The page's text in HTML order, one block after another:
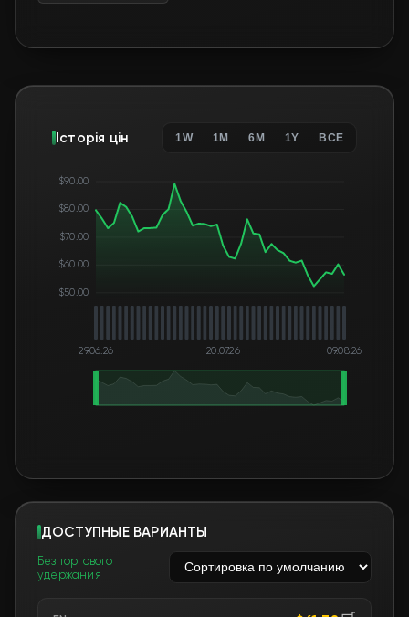
Історія цін 1W 1M 6M 1Y ВСЕ
$50.00
$60.00
$70.00
$80.00
$90.00
29.06.26 20.07.26 09.08.26
ДОСТУПНЫЕ ВАРИАНТЫ
Без торгового
удержания